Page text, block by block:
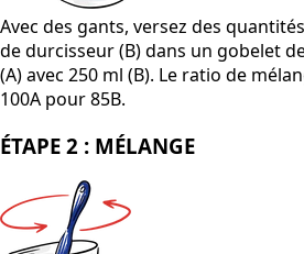
Avec des gants, versez des
de durcisseur (B) dans un gobelet
(A) avec 250 ml (B). Le ratio de
100A pour 85B.
ÉTAPE 2 : MÉLANGE